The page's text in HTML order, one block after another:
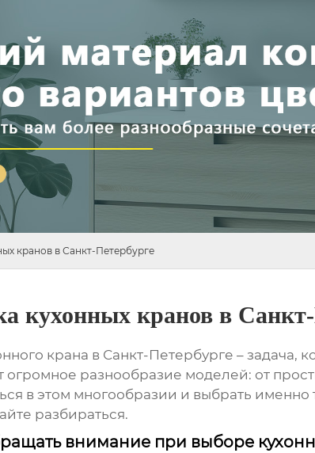
кранов в Санкт-Петербурге
кухонных кранов в Санкт-
крана в Санкт-Петербурге – задача,
огромное разнообразие моделей: от
в этом многообразии и выбрать
разбираться.
внимание при выборе